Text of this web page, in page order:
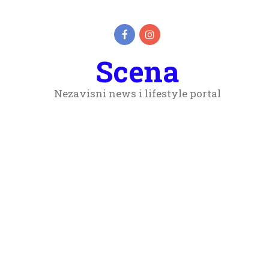
Scena
Nezavisni news i lifestyle portal